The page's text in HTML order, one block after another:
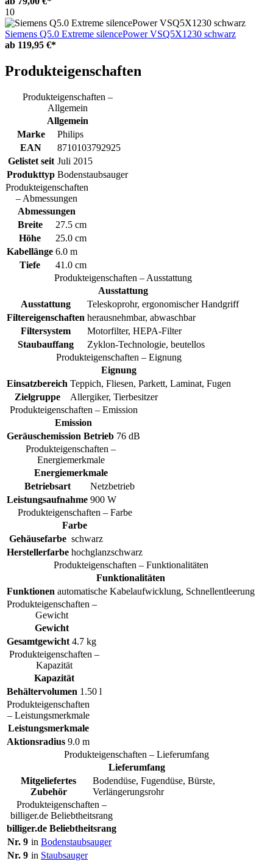
10
Siemens Q5.0 Extreme silencePower VSQ5X1230 schwarz
ab 119,95 €*
Produkteigenschaften
Produkteigenschaften –
Allgemein
Allgemein
Marke
Philips
EAN
8710103792925
Gelistet seit Juli 2015
Produkttyp Bodenstaubsauger
Produkteigenschaften
– Abmessungen
Abmessungen
Breite
27.5 cm
Höhe
25.0 cm
Kabellänge 6.0 m
Tiefe
41.0 cm
Produkteigenschaften – Ausstattung
Ausstattung
Ausstattung
Teleskoprohr, ergonomischer Handgriff
Filtereigenschaften herausnehmbar, abwaschbar
Filtersystem
Motorfilter, HEPA-Filter
Staubauffang
Zyklon-Technologie, beutellos
Produkteigenschaften – Eignung
Eignung
Einsatzbereich Teppich, Fliesen, Parkett, Laminat, Fugen
Zielgruppe
Allergiker, Tierbesitzer
Produkteigenschaften – Emission
Emission
Geräuschemission Betrieb 76 dB
Produkteigenschaften –
Energiemerkmale
Energiemerkmale
Betriebsart
Netzbetrieb
Leistungsaufnahme 900 W
Produkteigenschaften – Farbe
Farbe
Gehäusefarbe schwarz
Herstellerfarbe hochglanzschwarz
Produkteigenschaften – Funktionalitäten
Funktionalitäten
Funktionen automatische Kabelaufwicklung, Schnellentleerung
Produkteigenschaften –
Gewicht
Gewicht
Gesamtgewicht 4.7 kg
Produkteigenschaften –
Kapazität
Kapazität
Behältervolumen 1.50 l
Produkteigenschaften
– Leistungsmerkmale
Leistungsmerkmale
Aktionsradius 9.0 m
Produkteigenschaften – Lieferumfang
Lieferumfang
Mitgeliefertes
Zubehör
Bodendüse, Fugendüse, Bürste,
Verlängerungsrohr
Produkteigenschaften –
billiger.de Beliebtheitsrang
billiger.de Beliebtheitsrang
Nr. 9 in Bodenstaubsauger
Nr. 9 in Staubsauger